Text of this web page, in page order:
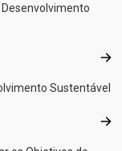
Sustentável